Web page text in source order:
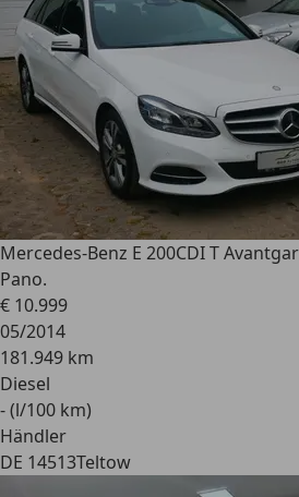
Mercedes-Benz E 200CDI T
Pano.
€ 10.999
05/2014
181.949 km
Diesel
- (l/100 km)
Händler
DE 14513Teltow